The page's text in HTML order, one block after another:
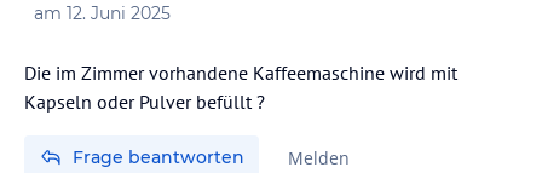
am 12. Juni 2025
Die im Zimmer vorhandene Kaffeemaschine wird mit
Kapseln oder Pulver befüllt ?
Frage beantworten Melden